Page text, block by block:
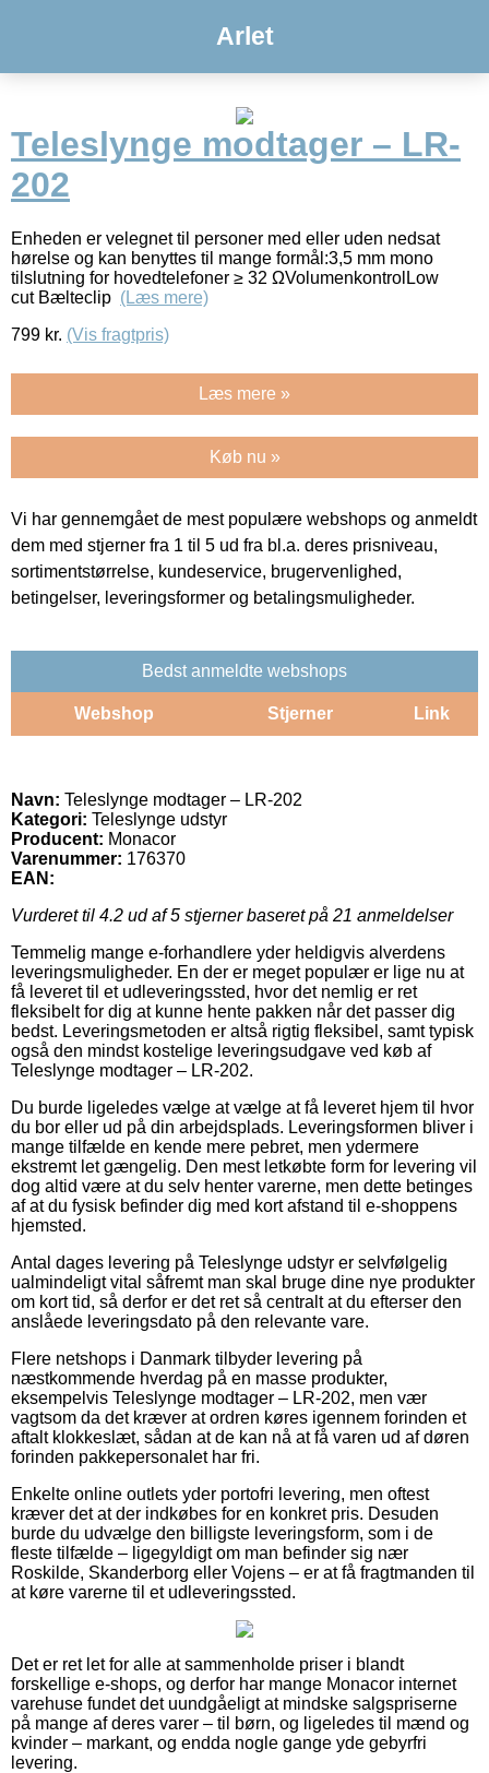
Arlet
Teleslynge modtager – LR-
202
Enheden er velegnet til personer med eller uden nedsat
hørelse og kan benyttes til mange formål:3,5 mm mono
tilslutning for hovedtelefoner ≥ 32 ΩVolumenkontrolLow
cut Bælteclip (Læs mere)
799 kr. (Vis fragtpris)
Læs mere »
Køb nu »
Vi har gennemgået de mest populære webshops og anmeldt
dem med stjerner fra 1 til 5 ud fra bl.a. deres prisniveau,
sortimentstørrelse, kundeservice, brugervenlighed,
betingelser, leveringsformer og betalingsmuligheder.
Bedst anmeldte webshops
Webshop Stjerner Link
Navn: Teleslynge modtager – LR-202
Kategori: Teleslynge udstyr
Producent: Monacor
Varenummer: 176370
EAN:
Vurderet til 4.2 ud af 5 stjerner baseret på 21 anmeldelser
Temmelig mange e-forhandlere yder heldigvis alverdens
leveringsmuligheder. En der er meget populær er lige nu at
få leveret til et udleveringssted, hvor det nemlig er ret
fleksibelt for dig at kunne hente pakken når det passer dig
bedst. Leveringsmetoden er altså rigtig fleksibel, samt typisk
også den mindst kostelige leveringsudgave ved køb af
Teleslynge modtager – LR-202.
Du burde ligeledes vælge at vælge at få leveret hjem til hvor
du bor eller ud på din arbejdsplads. Leveringsformen bliver i
mange tilfælde en kende mere pebret, men ydermere
ekstremt let gængelig. Den mest letkøbte form for levering vil
dog altid være at du selv henter varerne, men dette betinges
af at du fysisk befinder dig med kort afstand til e-shoppens
hjemsted.
Antal dages levering på Teleslynge udstyr er selvfølgelig
ualmindeligt vital såfremt man skal bruge dine nye produkter
om kort tid, så derfor er det ret så centralt at du efterser den
anslåede leveringsdato på den relevante vare.
Flere netshops i Danmark tilbyder levering på
næstkommende hverdag på en masse produkter,
eksempelvis Teleslynge modtager – LR-202, men vær
vagtsom da det kræver at ordren køres igennem forinden et
aftalt klokkeslæt, sådan at de kan nå at få varen ud af døren
forinden pakkepersonalet har fri.
Enkelte online outlets yder portofri levering, men oftest
kræver det at der indkøbes for en konkret pris. Desuden
burde du udvælge den billigste leveringsform, som i de
fleste tilfælde – ligegyldigt om man befinder sig nær
Roskilde, Skanderborg eller Vojens – er at få fragtmanden til
at køre varerne til et udleveringssted.
Det er ret let for alle at sammenholde priser i blandt
forskellige e-shops, og derfor har mange Monacor internet
varehuse fundet det uundgåeligt at mindske salgspriserne
på mange af deres varer – til børn, og ligeledes til mænd og
kvinder – markant, og endda nogle gange yde gebyrfri
levering.